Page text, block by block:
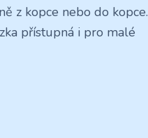
z kopce nebo do kopce.
přístupná i pro malé